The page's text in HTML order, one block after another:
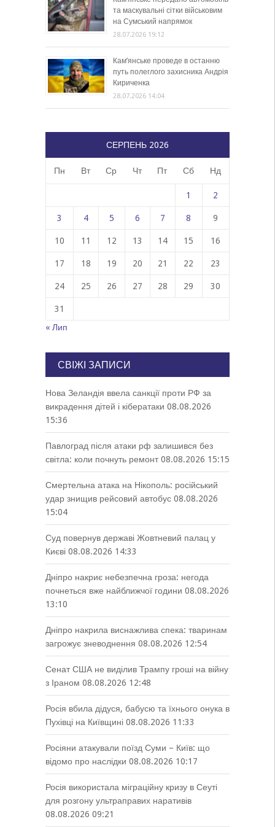
та маскувальні сітки військовим
на Сумський напрямок
28.07.2026 19:12
Кам’янське проведе в останню
путь полеглого захисника Андрія
Кириченка
28.07.2026 14:04
СЕРПЕНЬ 2026
Пн Вт Ср Чт Пт Сб Нд
1 2
3 4 5 6 7 8 9
10 11 12 13 14 15 16
17 18 19 20 21 22 23
24 25 26 27 28 29 30
31
« Лип
СВІЖІ ЗАПИСИ
Нова Зеландія ввела санкції проти РФ за
викрадення дітей і кібератаки 08.08.2026
15:36
Павлоград після атаки рф залишився без
світла: коли почнуть ремонт 08.08.2026 15:15
Смертельна атака на Нікополь: російський
удар знищив рейсовий автобус 08.08.2026
15:04
Суд повернув державі Жовтневий палац у
Києві 08.08.2026 14:33
Дніпро накриє небезпечна гроза: негода
почнеться вже найближчої години 08.08.2026
13:10
Дніпро накрила виснажлива спека: тваринам
загрожує зневоднення 08.08.2026 12:54
Сенат США не виділив Трампу гроші на війну
з Іраном 08.08.2026 12:48
Росія вбила дідуся, бабусю та їхнього онука в
Пухівці на Київщині 08.08.2026 11:33
Росіяни атакували поїзд Суми – Київ: що
відомо про наслідки 08.08.2026 10:17
Росія використала міграційну кризу в Сеуті
для розгону ультраправих наративів
08.08.2026 09:21